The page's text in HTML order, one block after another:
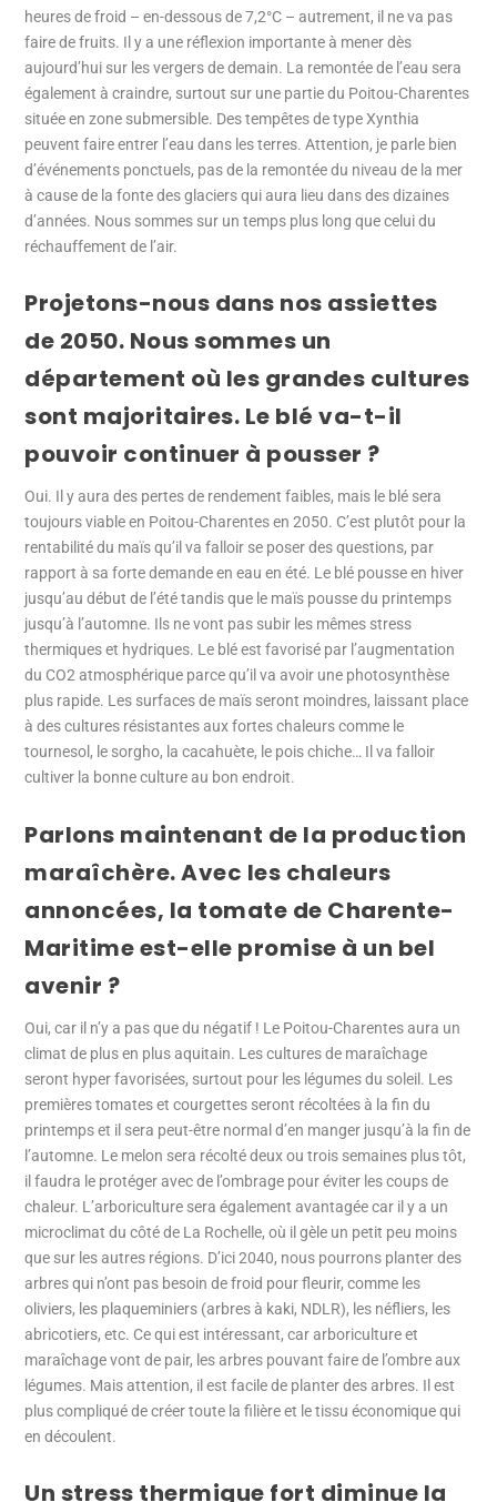
heures de froid – en-dessous de 7,2°C – autrement, il ne va pas
faire de fruits. Il y a une réflexion importante à mener dès
aujourd’hui sur les vergers de demain. La remontée de l’eau sera
également à craindre, surtout sur une partie du Poitou-Charentes
située en zone submersible. Des tempêtes de type Xynthia
peuvent faire entrer l’eau dans les terres. Attention, je parle bien
d’événements ponctuels, pas de la remontée du niveau de la mer
à cause de la fonte des glaciers qui aura lieu dans des dizaines
d’années. Nous sommes sur un temps plus long que celui du
réchauffement de l’air.
Projetons-nous dans nos assiettes
de 2050. Nous sommes un
département où les grandes cultures
sont majoritaires. Le blé va-t-il
pouvoir continuer à pousser ?
Oui. Il y aura des pertes de rendement faibles, mais le blé sera
toujours viable en Poitou-Charentes en 2050. C’est plutôt pour la
rentabilité du maïs qu’il va falloir se poser des questions, par
rapport à sa forte demande en eau en été. Le blé pousse en hiver
jusqu’au début de l’été tandis que le maïs pousse du printemps
jusqu’à l’automne. Ils ne vont pas subir les mêmes stress
thermiques et hydriques. Le blé est favorisé par l’augmentation
du CO2 atmosphérique parce qu’il va avoir une photosynthèse
plus rapide. Les surfaces de maïs seront moindres, laissant place
à des cultures résistantes aux fortes chaleurs comme le
tournesol, le sorgho, la cacahuète, le pois chiche… Il va falloir
cultiver la bonne culture au bon endroit.
Parlons maintenant de la production
maraîchère. Avec les chaleurs
annoncées, la tomate de Charente-
Maritime est-elle promise à un bel
avenir ?
Oui, car il n’y a pas que du négatif ! Le Poitou-Charentes aura un
climat de plus en plus aquitain. Les cultures de maraîchage
seront hyper favorisées, surtout pour les légumes du soleil. Les
premières tomates et courgettes seront récoltées à la fin du
printemps et il sera peut-être normal d’en manger jusqu’à la fin de
l’automne. Le melon sera récolté deux ou trois semaines plus tôt,
il faudra le protéger avec de l’ombrage pour éviter les coups de
chaleur. L’arboriculture sera également avantagée car il y a un
microclimat du côté de La Rochelle, où il gèle un petit peu moins
que sur les autres régions. D’ici 2040, nous pourrons planter des
arbres qui n’ont pas besoin de froid pour fleurir, comme les
oliviers, les plaqueminiers (arbres à kaki, NDLR), les néfliers, les
abricotiers, etc. Ce qui est intéressant, car arboriculture et
maraîchage vont de pair, les arbres pouvant faire de l’ombre aux
légumes. Mais attention, il est facile de planter des arbres. Il est
plus compliqué de créer toute la filière et le tissu économique qui
en découlent.
Un stress thermique fort diminue la